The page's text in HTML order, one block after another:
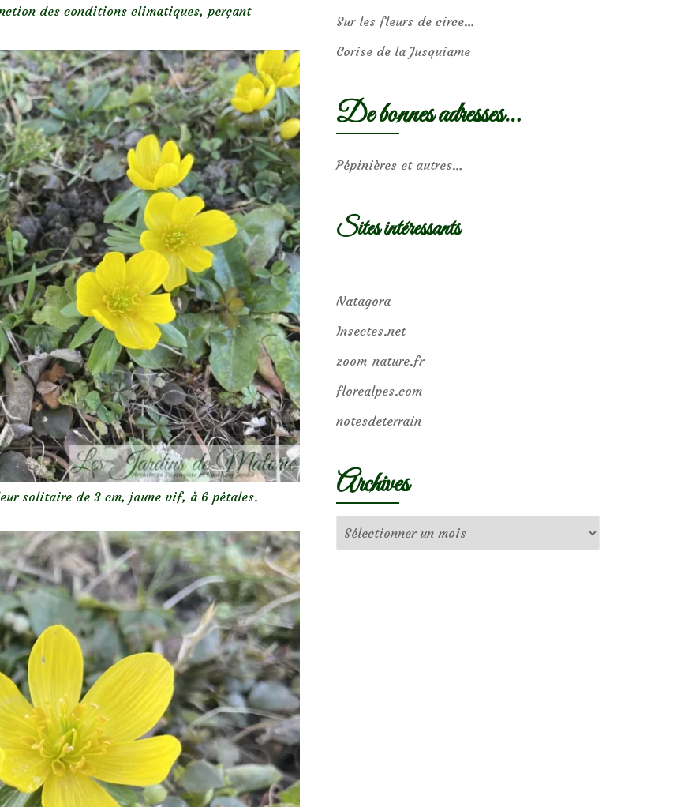
des conditions climatiques, perçant
solitaire de 3 cm, jaune vif, à 6 pétales.
Sur les fleurs de circe…
Corise de la Jusquiame
De bonnes adresses…
Pépinières et autres…
Sites intéressants
Natagora
Insectes.net
zoom-nature.fr
florealpes.com
notesdeterrain
Archives
Archives